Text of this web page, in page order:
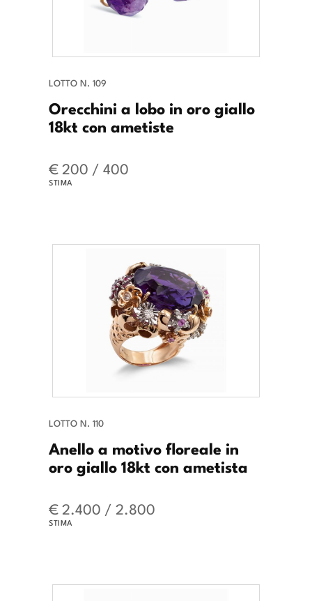
LOTTO N. 109
Orecchini a lobo in oro giallo
18kt con ametiste
€ 200 / 400
STIMA
LOTTO N. 110
Anello a motivo floreale in
oro giallo 18kt con ametista
€ 2.400 / 2.800
STIMA